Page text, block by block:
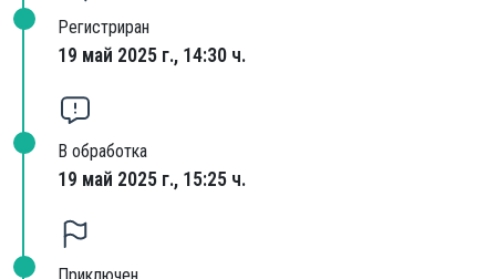
Регистриран
19 май 2025 г., 14:30 ч.
В обработка
19 май 2025 г., 15:25 ч.